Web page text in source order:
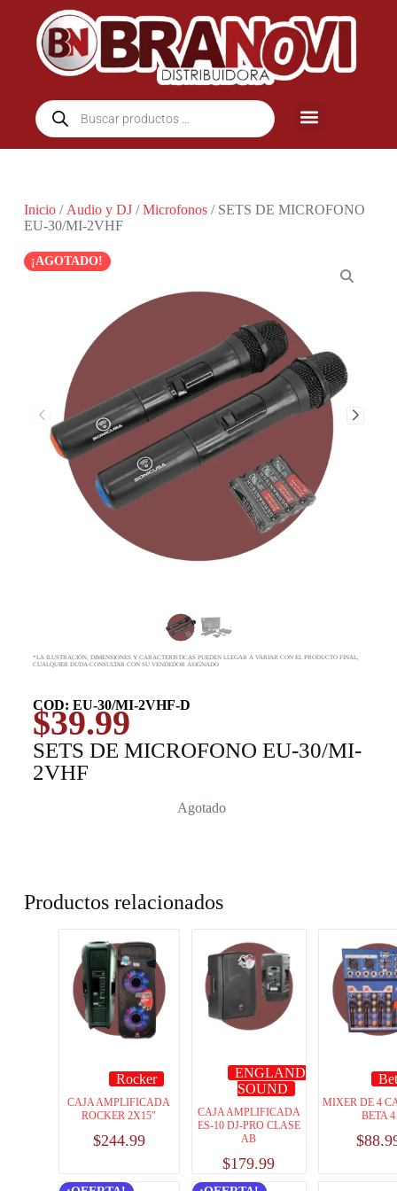
Inicio/ Audio y DJ/Microfonos/ SETS DE MICROFONO
EU-30/MI-2VHF
¡AGOTADO!
*LA ILUSTRACIÓN, DIMENSIONES Y CARACTERISTICAS PUEDEN LLEGAR A VARIAR CON EL PRODUCTO FINAL,
CUALQUIER DUDA CONSULTAR CON SU VENDEDOR ASIGNADO
COD: EU-30/MI-2VHF-D
$39.99
SETS DE MICROFONO EU-30/MI-
2VHF
Agotado
Productos relacionados
Rocker
CAJA AMPLIFICADA
ROCKER 2X15″
$244.99
ENGLAND
SOUND
CAJA AMPLIFICADA
ES-10 DJ-PRO CLASE
AB
$179.99
MIXER DE 4
BETA 4
$